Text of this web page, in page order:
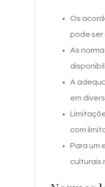
Os
pode ser
As
A
em
com
Para um
culturais